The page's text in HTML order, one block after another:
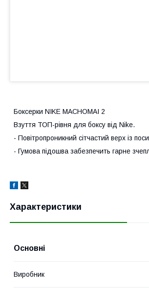
Боксерки NIKE MACHOMAI 2
Взуття ТОП-рівня для боксу від Nike.
- Повітропроникний сітчастий верх із
- Гумова підошва забезпечить гарне
Характеристики
Основні
Виробник